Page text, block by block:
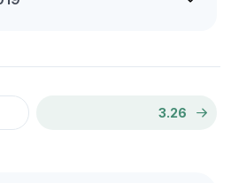
3.26